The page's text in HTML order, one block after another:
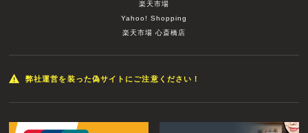
楽天市場
Yahoo! Shopping
楽天市場 心斎橋店
弊社運営を装った偽サイトにご注意ください！